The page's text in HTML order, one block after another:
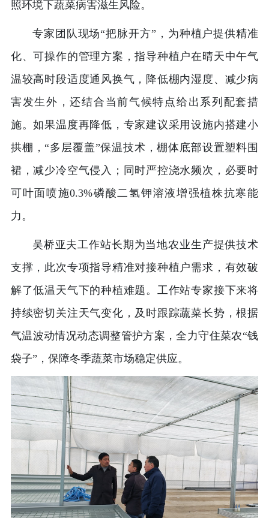
照环境下蔬菜病害滋生风险。
专家团队现场“把脉开方”，为种植户提供精准
化、可操作的管理方案，指导种植户在晴天中午气
温较高时段适度通风换气，降低棚内湿度、减少病
害发生外，还结合当前气候特点给出系列配套措
施。如果温度再降低，专家建议采用设施内搭建小
拱棚，“多层覆盖”保温技术，棚体底部设置塑料围
裙，减少冷空气侵入；同时严控浇水频次，必要时
可叶面喷施0.3%磷酸二氢钾溶液增强植株抗寒能
力。
吴桥亚夫工作站长期为当地农业生产提供技术
支撑，此次专项指导精准对接种植户需求，有效破
解了低温天气下的种植难题。工作站专家接下来将
持续密切关注天气变化，及时跟踪蔬菜长势，根据
气温波动情况动态调整管护方案，全力守住菜农“钱
袋子”，保障冬季蔬菜市场稳定供应。